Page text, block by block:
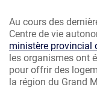
Au cours des
Centre de vie
ministère provincial
les organismes ont
pour offrir des
la région du Grand